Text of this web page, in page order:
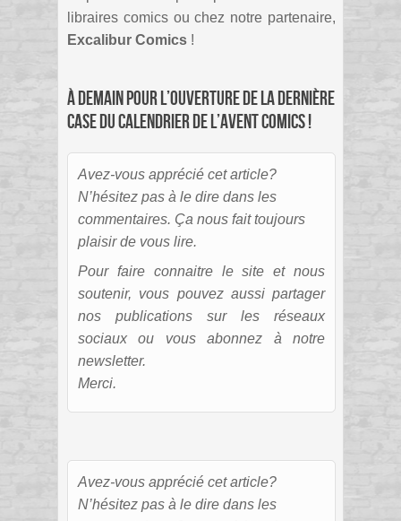
libraires comics ou chez notre partenaire,
Excalibur Comics !
À demain pour l’ouverture de la dernière
case du Calendrier de l’Avent comics !
Avez-vous apprécié cet article?
N’hésitez pas à le dire dans les
commentaires. Ça nous fait toujours
plaisir de vous lire.
Pour faire connaitre le site et nous
soutenir, vous pouvez aussi partager
nos publications sur les réseaux
sociaux ou vous abonnez à notre
newsletter.
Merci.
Avez-vous apprécié cet article?
N’hésitez pas à le dire dans les